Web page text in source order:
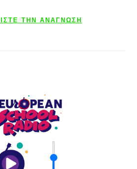
ΤΗΝ ΑΝΆΓΝΩΣΗ